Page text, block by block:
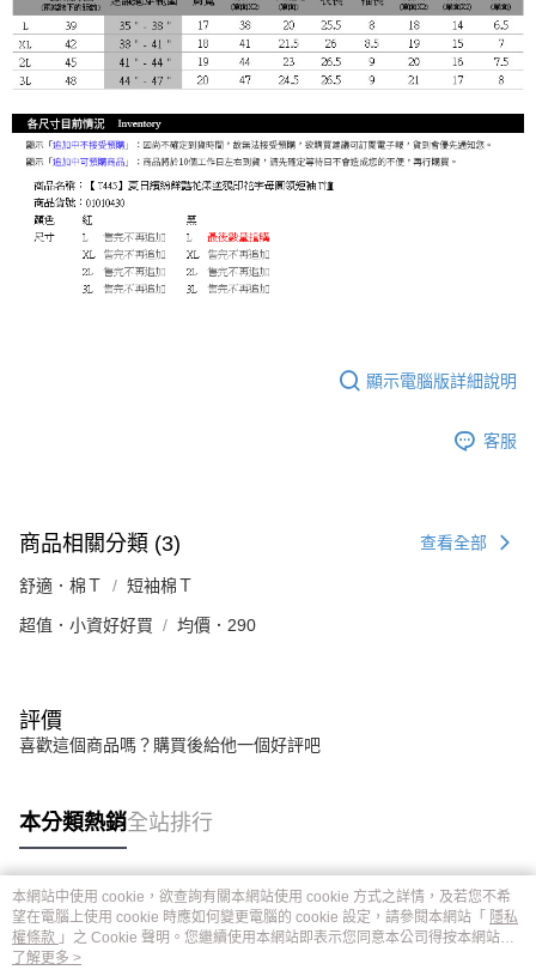
顯示電腦版詳細說明
客服
商品相關分類 (3) 查看全部
舒適．棉Ｔ 短袖棉Ｔ
超值．小資好好買 均價．290
評價
喜歡這個商品嗎？購買後給他一個好評吧
本分類熱銷全站排行
熱門標籤
本網站中使用 cookie，欲查詢有關本網站使用 cookie 方式之詳情，及若您不希
望在電腦上使用 cookie 時應如何變更電腦的 cookie 設定，請參閱本網站「 隱私
權條款 」之 Cookie 聲明。您繼續使用本網站即表示您同意本公司得按本網站使
用條款之 Cookie 聲明使用 cookie。
了解更多 >